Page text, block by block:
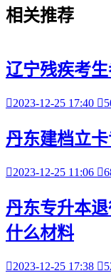
相关推荐
辽宁残疾考
2023-12-25 17:40 
丹东建档立
2023-12-25 11:06 
丹东专升本
什么材料
2023-12-25 17:38 